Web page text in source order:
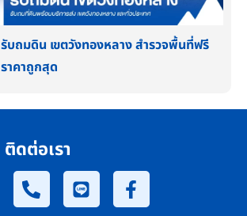
รับถมดิน เขตวังทองหลาง สำรวจพื้นที่ฟรี
ราคาถูกสุด
ติดต่อเรา